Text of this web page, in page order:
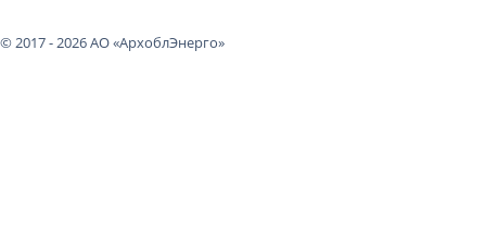
© 2017 - 2026 АО «АрхоблЭнерго»